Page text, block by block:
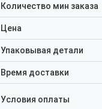
Количество мин заказа
Цена
Упаковывая детали
Время доставки
Условия оплаты